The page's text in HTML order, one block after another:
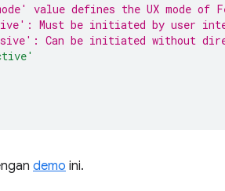
value defines the UX mode of
Must be initiated by user
Can be initiated without
demo ini.